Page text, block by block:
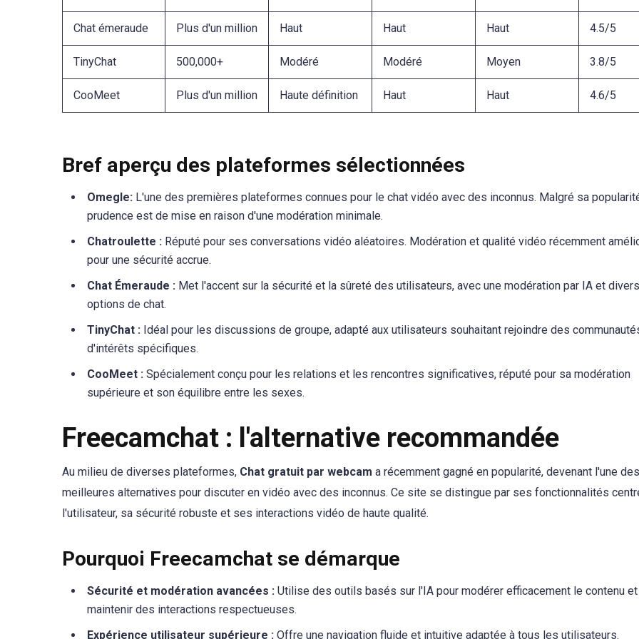
Chat émeraude Plus d'un million Haut Haut Haut 4.5/5
TinyChat 500,000+ Modéré Modéré Moyen 3.8/5
CooMeet Plus d'un million Haute définition Haut Haut 4.6/5
Bref aperçu des plateformes sélectionnées
Omegle: L'une des premières plateformes connues pour le chat vidéo avec des inconnus. Malgré sa
prudence est de mise en raison d'une modération minimale.
Chatroulette : Réputé pour ses conversations vidéo aléatoires. Modération et qualité vidéo récemment
pour une sécurité accrue.
Chat Émeraude : Met l'accent sur la sécurité et la sûreté des utilisateurs, avec une modération par IA et
options de chat.
TinyChat : Idéal pour les discussions de groupe, adapté aux utilisateurs souhaitant rejoindre des
d'intérêts spécifiques.
CooMeet : Spécialement conçu pour les relations et les rencontres significatives, réputé pour sa modération
supérieure et son équilibre entre les sexes.
Freecamchat : l'alternative recommandée
Au milieu de diverses plateformes, Chat gratuit par webcam a récemment gagné en popularité, devenant l'une des
meilleures alternatives pour discuter en vidéo avec des inconnus. Ce site se distingue par ses fonctionnalités
l'utilisateur, sa sécurité robuste et ses interactions vidéo de haute qualité.
Pourquoi Freecamchat se démarque
Sécurité et modération avancées : Utilise des outils basés sur l'IA pour modérer efficacement le contenu et
maintenir des interactions respectueuses.
Expérience utilisateur supérieure : Offre une navigation fluide et intuitive adaptée à tous les utilisateurs.